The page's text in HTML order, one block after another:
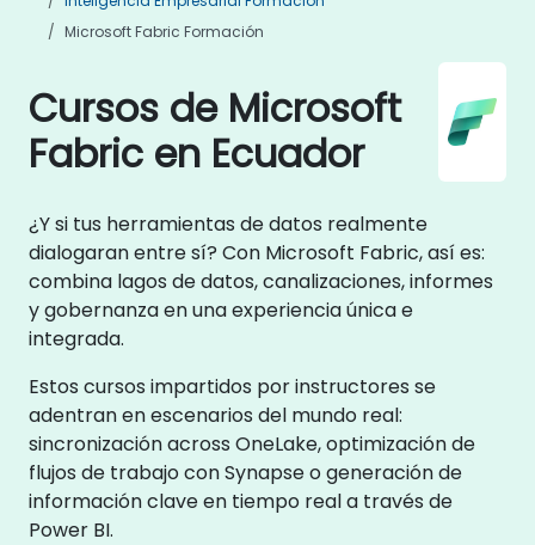
Microsoft Fabric Formación
Cursos de Microsoft
Fabric en Ecuador
¿Y si tus herramientas de datos realmente
dialogaran entre sí? Con Microsoft Fabric, así es:
combina lagos de datos, canalizaciones, informes
y gobernanza en una experiencia única e
integrada.
Estos cursos impartidos por instructores se
adentran en escenarios del mundo real:
sincronización across OneLake, optimización de
flujos de trabajo con Synapse o generación de
información clave en tiempo real a través de
Power BI.